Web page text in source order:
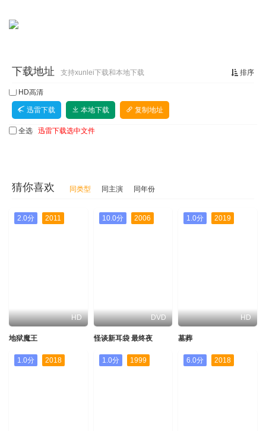
排序
下载地址 支持xunlei下载和本地下载
HD高清
迅雷下载 本地下载 复制地址
全选 迅雷下载选中文件
猜你喜欢 同类型 同主演 同年份
2.0分 2011
HD
地狱魔王
10.0分 2006
DVD
怪谈新耳袋 最终夜
1.0分 2019
HD
墓葬
1.0分 2018 1.0分 1999 6.0分 2018